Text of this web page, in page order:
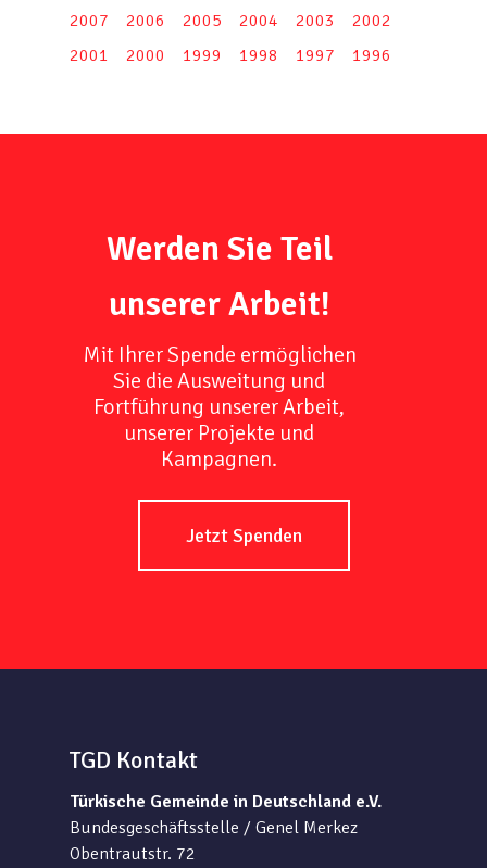
2007
2006 2005 2004 2003
2002
2001
2000 1999 1998 1997 1996
Werden Sie Teil
unserer Arbeit!
Mit Ihrer Spende ermöglichen
Sie die Ausweitung und
Fortführung unserer Arbeit,
unserer Projekte und
Kampagnen.
Jetzt Spenden
TGD Kontakt
Türkische Gemeinde in Deutschland e.V.
Bundesgeschäftsstelle / Genel Merkez
Obentrautstr. 72